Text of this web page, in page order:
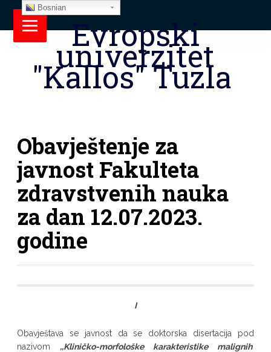
Evropski
univerzitet
"Kallos" Tuzla
Obavještenje za
javnost Fakulteta
zdravstvenih nauka
za dan 12.07.2023.
godine
I
Obavještava se javnost da se doktorska disertacija pod
nazivom ,,Kliničko-morfološke karakteristike malignih
Bosnian